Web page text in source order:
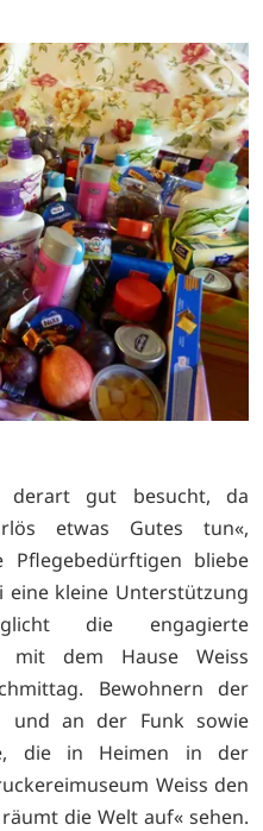
derart gut besucht, da
etwas Gutes tun«,
Pflegebedürftigen bliebe
kleine Unterstützung
die engagierte
mit dem Hause Weiss
Bewohnern der
und an der Funk sowie
die in Heimen in der
Weiss den
die Welt auf« sehen.